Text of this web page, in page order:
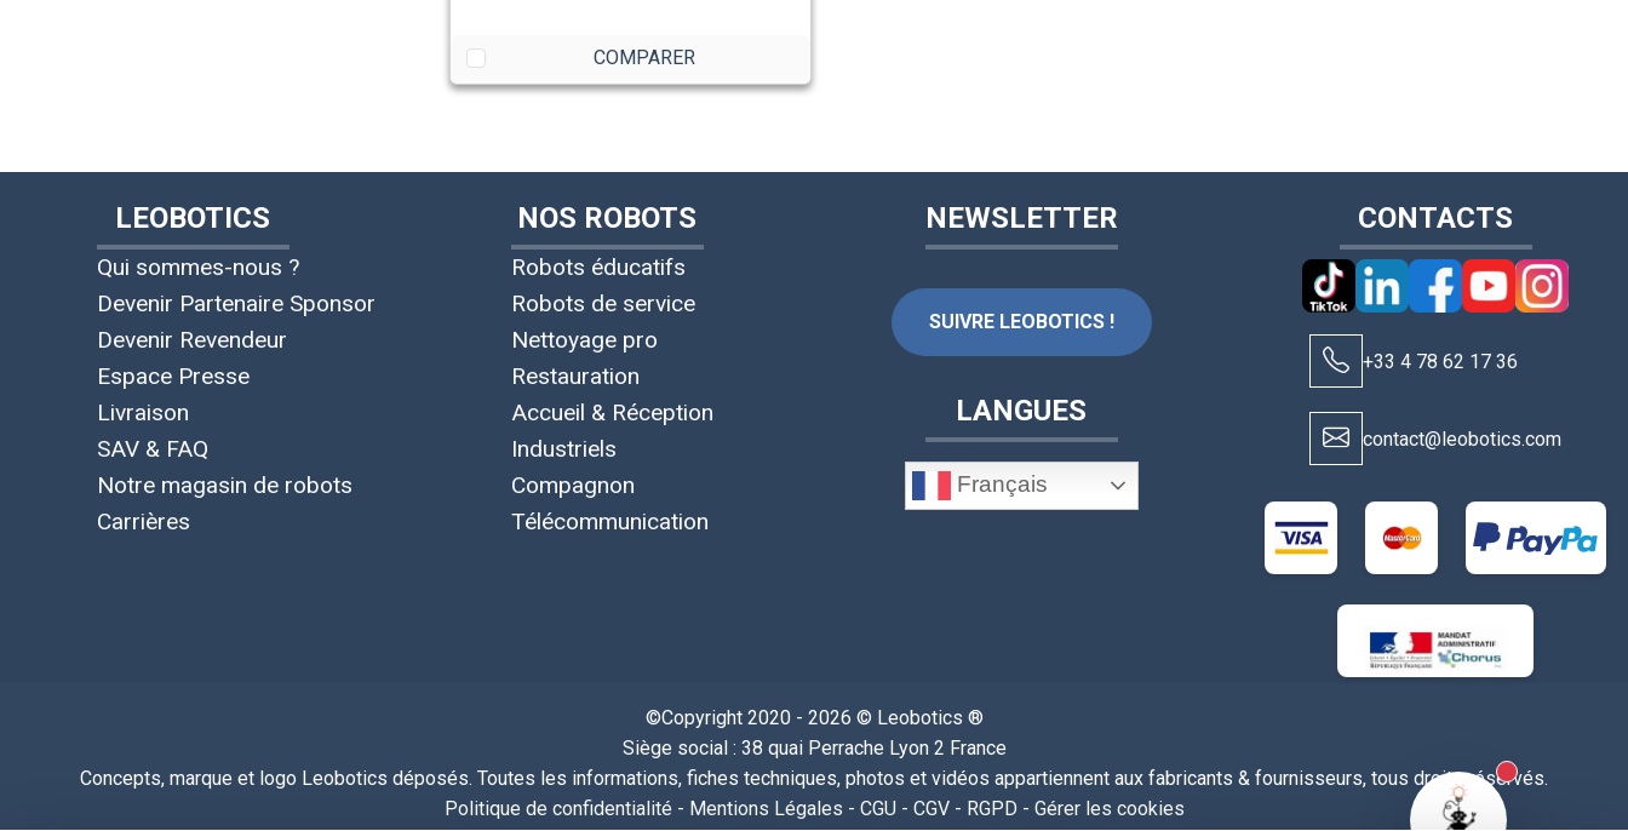
COMPARER
LEOBOTICS
Qui sommes-nous ?
Devenir Partenaire Sponsor
Devenir Revendeur
Espace Presse
Livraison
SAV & FAQ
Notre magasin de robots
Carrières
NOS ROBOTS
Robots éducatifs
Robots de service
Nettoyage pro
Restauration
Accueil & Réception
Industriels
Compagnon
Télécommunication
NEWSLETTER
SUIVRE LEOBOTICS !
LANGUES
Français
CONTACTS
+33 4 78 62 17 36
contact@leobotics.com
©Copyright 2020 - 2026 © Leobotics ®
Siège social : 38 quai Perrache Lyon 2 France
Concepts, marque et logo Leobotics déposés. Toutes les informations, fiches techniques, photos et vidéos appartiennent aux fabricants & fournisseurs, tous droits réservés.
Politique de confidentialité - Mentions Légales - CGU- CGV- RGPD - Gérer les cookies
New alerts